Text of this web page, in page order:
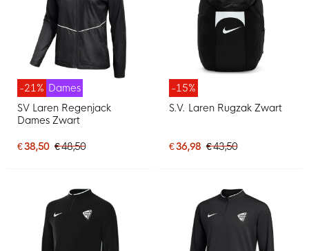
-21% Dames
SV Laren Regenjack
Dames Zwart
€ 38,50 € 48,50
-15%
S.V. Laren Rugzak Zwart
€ 36,98 € 43,50